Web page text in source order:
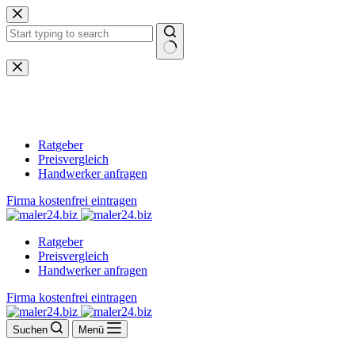
Zum
Inhalt
springen
Keine
Ergebnisse
Ratgeber
Preisvergleich
Handwerker anfragen
Firma kostenfrei eintragen
Ratgeber
Preisvergleich
Handwerker anfragen
Firma kostenfrei eintragen
Suchen Menü